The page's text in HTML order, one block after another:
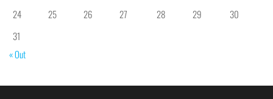
24
25 26 27 28 29
30
31
« Out